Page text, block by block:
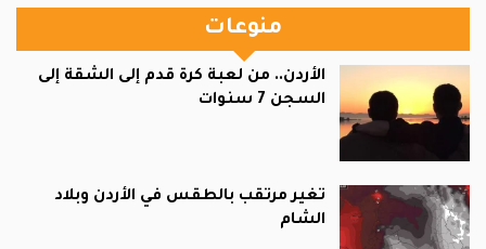
منوعات
الأردن.. من لعبة كرة قدم إلى الشقة إلى
السجن 7 سنوات
تغير مرتقب بالطقس في الأردن وبلاد
الشام